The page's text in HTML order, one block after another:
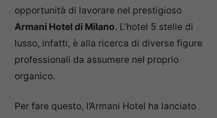
opportunità di lavorare nel prestigioso
Armani Hotel di Milano. L’hotel 5 stelle di
lusso, infatti, è alla ricerca di diverse figure
professionali da assumere nel proprio
organico.
Per fare questo, l’Armani Hotel ha lanciato